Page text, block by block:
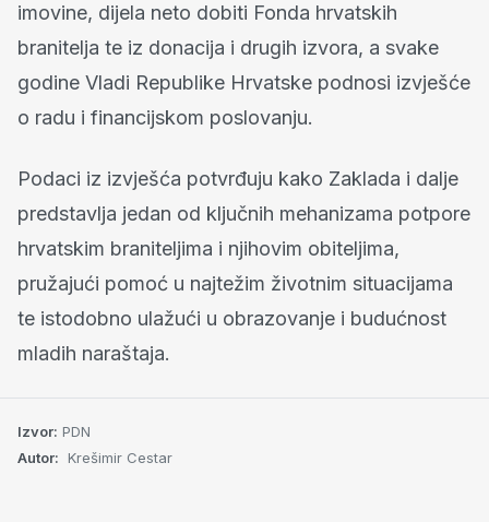
imovine, dijela neto dobiti Fonda hrvatskih
branitelja te iz donacija i drugih izvora, a svake
godine Vladi Republike Hrvatske podnosi izvješće
o radu i financijskom poslovanju.
Podaci iz izvješća potvrđuju kako Zaklada i dalje
predstavlja jedan od ključnih mehanizama potpore
hrvatskim braniteljima i njihovim obiteljima,
pružajući pomoć u najtežim životnim situacijama
te istodobno ulažući u obrazovanje i budućnost
mladih naraštaja.
Izvor: PDN
Autor: Krešimir Cestar